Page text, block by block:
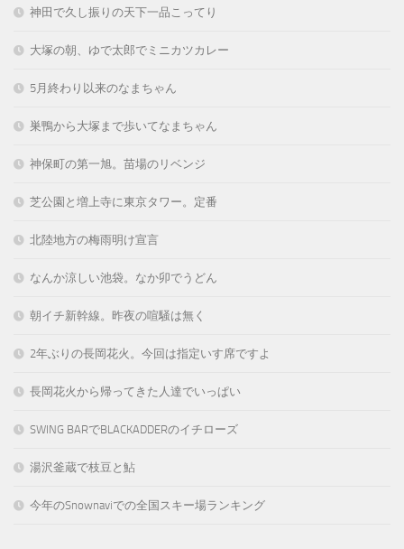
神田で久し振りの天下一品こってり
大塚の朝、ゆで太郎でミニカツカレー
5月終わり以来のなまちゃん
巣鴨から大塚まで歩いてなまちゃん
神保町の第一旭。苗場のリベンジ
芝公園と増上寺に東京タワー。定番
北陸地方の梅雨明け宣言
なんか涼しい池袋。なか卯でうどん
朝イチ新幹線。昨夜の喧騒は無く
2年ぶりの長岡花火。今回は指定いす席ですよ
長岡花火から帰ってきた人達でいっぱい
SWING BARでBLACKADDERのイチローズ
湯沢釜蔵で枝豆と鮎
今年のSnownaviでの全国スキー場ランキング